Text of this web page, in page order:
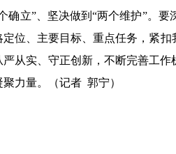
确立”、坚决做到“两个维护”。
定位、主要目标、重点任务，紧
严从实、守正创新，不断完善工
力量。
（记者 郭宁）